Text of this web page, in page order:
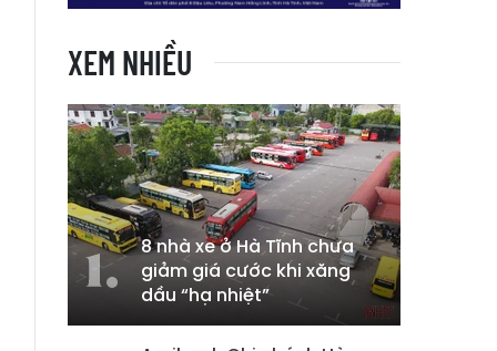
XEM NHIỀU
8 nhà xe ở Hà Tĩnh chưa
giảm giá cước khi xăng
dầu “hạ nhiệt”